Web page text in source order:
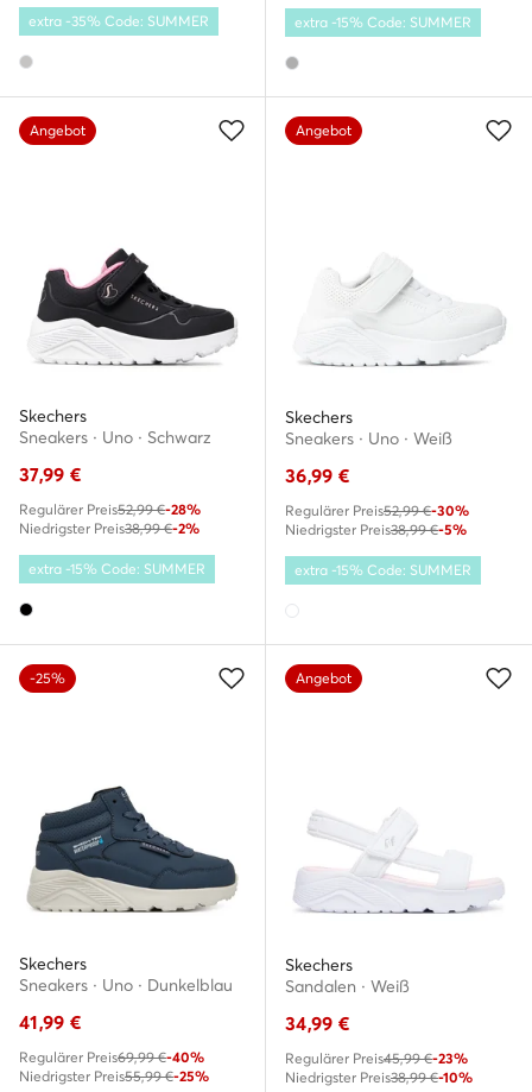
extra -35% Code: SUMMER extra -15% Code: SUMMER
Angebot
Skechers
Sneakers · Uno · Schwarz
37,99 €
Regulärer Preis52,99 €-28%
Niedrigster Preis38,99 €-2%
extra -15% Code: SUMMER
Angebot
Skechers
Sneakers · Uno · Weiß
36,99 €
Regulärer Preis52,99 €-30%
Niedrigster Preis38,99 €-5%
extra -15% Code: SUMMER
-25%
Skechers
Sneakers · Uno · Dunkelblau
41,99 €
Regulärer Preis69,99 €-40%
Niedrigster Preis55,99 €-25%
Angebot
Skechers
Sandalen · Weiß
34,99 €
Regulärer Preis45,99 €-23%
Niedrigster Preis38,99 €-10%